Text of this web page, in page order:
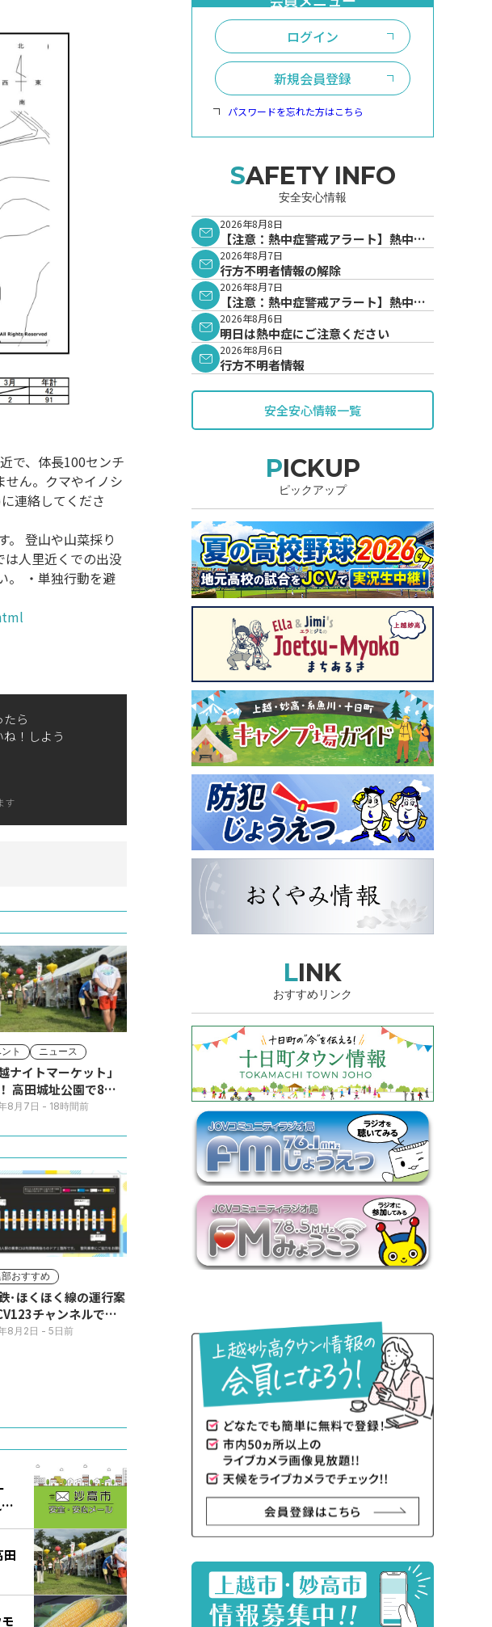
で、体長100センチ
せん。クマやイノシ
連絡してくださ
。 登山や山菜採り
人里近くでの出没
。 ・単独行動を避
ら
！しよう
す
ト ニュース
ナイトマーケット」
高田城址公園で8日
で
8月7日 - 18時間前
おすすめ
･ほくほく線の運行案
表示
8月2日 - 5日前
田
ログイン
新規会員登録
パスワードを忘れた方はこちら
SAFETY INFO
安全安心情報
2026年8月8日
【注意：熱中症警戒アラート】熱中症
警戒アラートが発表されています。
2026年8月7日
行方不明者情報の解除
2026年8月7日
【注意：熱中症警戒アラート】熱中症
警戒アラートが発表されています。
2026年8月6日
明日は熱中症にご注意ください
2026年8月6日
行方不明者情報
安全安心情報一覧
PICKUP
ピックアップ
LINK
おすすめリンク